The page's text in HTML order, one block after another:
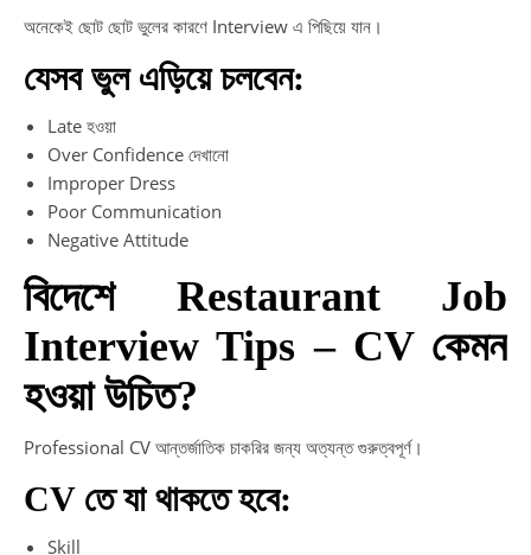
অনেকেই ছোট ছোট ভুলের কারণে Interview এ পিছিয়ে যান।
যেসব ভুল এড়িয়ে চলবেন:
Late হওয়া
Over Confidence দেখানো
Improper Dress
Poor Communication
Negative Attitude
বিদেশে Restaurant Job
Interview Tips – CV কেমন
হওয়া উচিত?
Professional CV আন্তর্জাতিক চাকরির জন্য অত্যন্ত গুরুত্বপূর্ণ।
CV তে যা থাকতে হবে:
Skill